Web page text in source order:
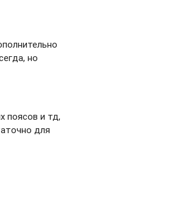
но
поясов и тд,
для